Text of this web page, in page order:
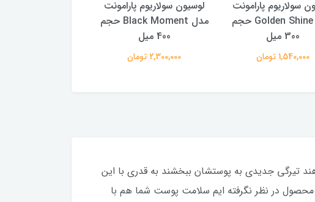
سولاریوم پارامونت
مدل Golden Shine حجم
300 میل
1,540,000 تومان
لوسیون سولاریوم پارامونت
مدل Black Moment حجم
400 میل
2,300,000 تومان
تيرگى جديدى به پوستشان ببخشند به قدرى با اين
محصول در نظر نگرفته ايم سلامت پوست شما هم با